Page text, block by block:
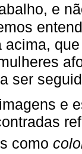
e
acima,
ser
e
como